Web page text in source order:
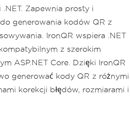
Zapewnia prosty i
generowania kodów QR z
IronQR wspiera .NET
z szerokim
ASP.NET Core. Dzięki IronQR
generować kody QR z różnymi
korekcji błędów, rozmiarami i